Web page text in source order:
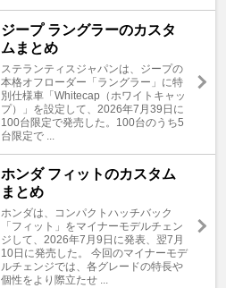
ジープ ラングラーのカスタ
ムまとめ
ステランティスジャパンは、ジープの
本格オフローダー「ラングラー」に特
別仕様車「Whitecap（ホワイトキャッ
プ）」を設定して、2026年7月39日に
100台限定で発売した。100台のうち5
台限定で ...
ホンダ フィットのカスタム
まとめ
ホンダは、コンパクトハッチバック
「フィット」をマイナーモデルチェン
ジして、2026年7月9日に発表、翌7月
10日に発売した。 今回のマイナーモデ
ルチェンジでは、各グレードの特長や
個性をより際立たせ ...